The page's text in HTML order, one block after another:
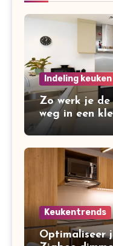
Indeling keuken
Zo werk je de
weg in een
Keukentrends
Optimaliseer